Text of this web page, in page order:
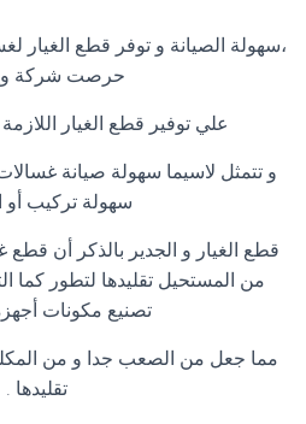
،سهولة الصيانة و توفر قطع الغيار
حرصت شركة
علي توفير قطع الغيار
و تتمثل لاسيما سهولة صيانة
سهولة تركيب أو
قطع الغيار و الجدير بالذكر أن قطع
من المستحيل تقليدها لتطور كما
تصنيع مكونات
مما جعل من الصعب جدا و من
تقليدها .